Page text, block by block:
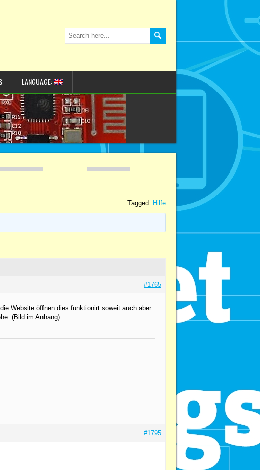
LANGUAGE:
Tagged: Hilfe
#1765
Website öffnen dies funktionirt soweit auch aber
(Bild im Anhang)
#1795